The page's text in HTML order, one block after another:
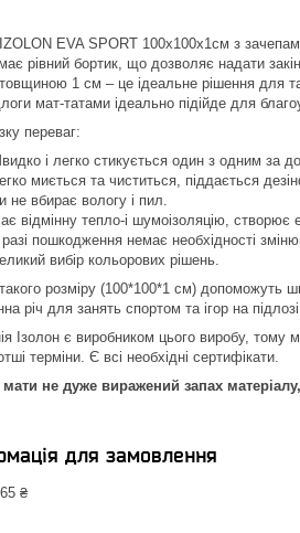
EVA SPORT 100х100х1см з
рівний бортик, що дозволяє надати
1 см – це ідеальне рішення для
мат-татами ідеально підійде для
переваг:
і легко стикується один з одним за
миється та чиститься, піддається
не вбирає вологу і пил.
відмінну тепло-і шумоізоляцію, створює
пошкодження немає необхідності
вибір кольорових рішень.
розміру (100*100*1 см) допоможуть
річ для занять спортом та ігор на
Ізолон є виробником цього виробу, тому
терміни. Є всі необхідні сертифікати.
не дуже виражений запах
для замовлення
₴